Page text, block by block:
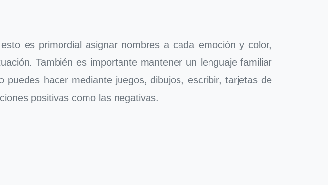
es primordial asignar nombres a cada emoción y color,
También es importante mantener un lenguaje familiar
hacer mediante juegos, dibujos, escribir, tarjetas de
positivas como las negativas.